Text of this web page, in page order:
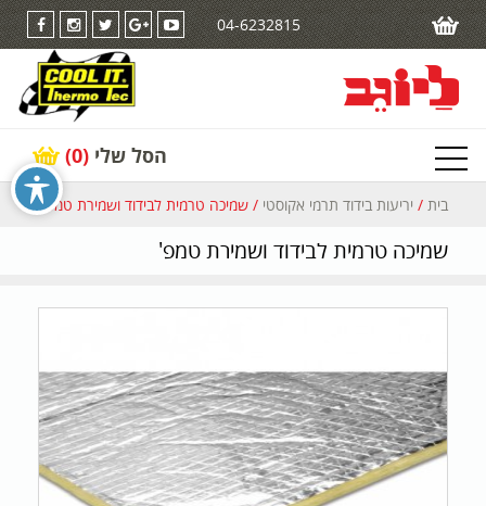
04-6232815
הסל שלי (0)
בית / יריעות בידוד תרמי אקוסטי / שמיכה טרמית לבידוד ושמירת טמפ'
שמיכה טרמית לבידוד ושמירת טמפ'